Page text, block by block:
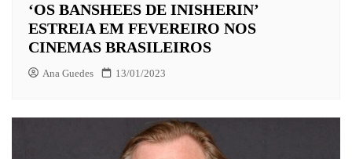
‘OS BANSHEES DE INISHERIN’
ESTREIA EM FEVEREIRO NOS
CINEMAS BRASILEIROS
Ana Guedes 13/01/2023